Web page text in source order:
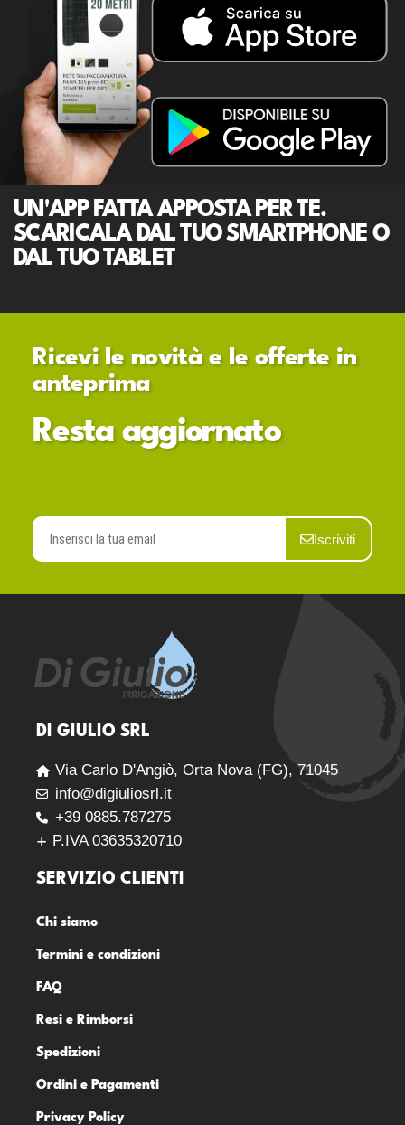
UN'APP FATTA APPOSTA PER TE.
SCARICALA DAL TUO SMARTPHONE O
DAL TUO TABLET
Ricevi le novità e le offerte in
anteprima
Resta aggiornato
Iscriviti
DI GIULIO SRL
Via Carlo D'Angiò, Orta Nova (FG), 71045
info@digiuliosrl.it
+39 0885.787275
P.IVA 03635320710
SERVIZIO CLIENTI
Chi siamo
Termini e condizioni
FAQ
Resi e Rimborsi
Spedizioni
Ordini e Pagamenti
Privacy Policy